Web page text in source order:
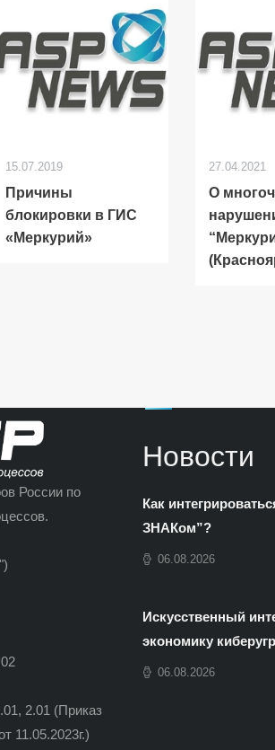
15.07.2019
Причины
блокировки в ГИС
«Меркурий»
27.04.2021
О
России по
2.01 (Приказ
11.05.2023г.)
Новости
Как
ЗНАКом”?
06.08.2026
Искусственный
экономику
06.08.2026